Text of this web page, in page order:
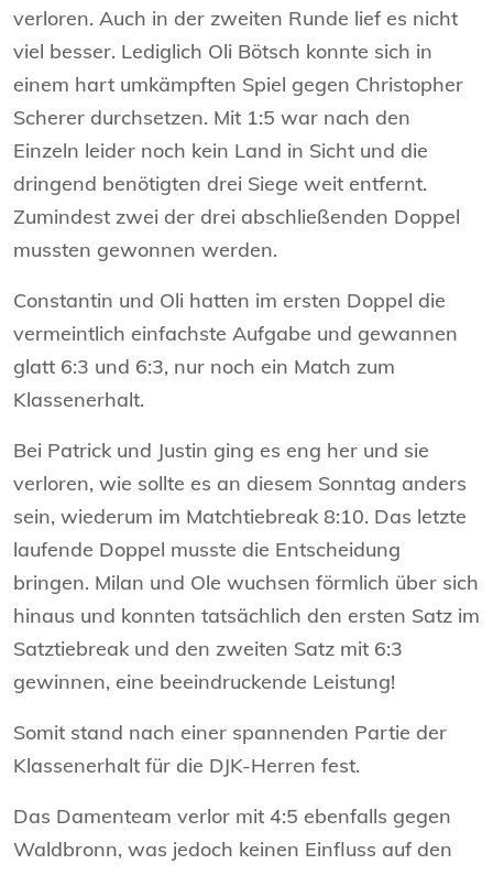
verloren. Auch in der zweiten Runde lief es nicht
viel besser. Lediglich Oli Bötsch konnte sich in
einem hart umkämpften Spiel gegen Christopher
Scherer durchsetzen. Mit 1:5 war nach den
Einzeln leider noch kein Land in Sicht und die
dringend benötigten drei Siege weit entfernt.
Zumindest zwei der drei abschließenden Doppel
mussten gewonnen werden.
Constantin und Oli hatten im ersten Doppel die
vermeintlich einfachste Aufgabe und gewannen
glatt 6:3 und 6:3, nur noch ein Match zum
Klassenerhalt.
Bei Patrick und Justin ging es eng her und sie
verloren, wie sollte es an diesem Sonntag anders
sein, wiederum im Matchtiebreak 8:10. Das letzte
laufende Doppel musste die Entscheidung
bringen. Milan und Ole wuchsen förmlich über sich
hinaus und konnten tatsächlich den ersten Satz im
Satztiebreak und den zweiten Satz mit 6:3
gewinnen, eine beeindruckende Leistung!
Somit stand nach einer spannenden Partie der
Klassenerhalt für die DJK-Herren fest.
Das Damenteam verlor mit 4:5 ebenfalls gegen
Waldbronn, was jedoch keinen Einfluss auf den